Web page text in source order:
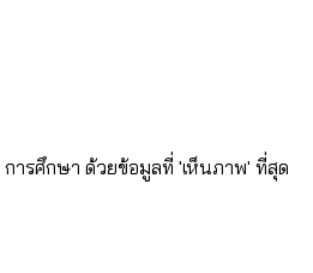
ารศึกษา ด้วยข้อมูลที่ 'เห็นภาพ' ที่สุด